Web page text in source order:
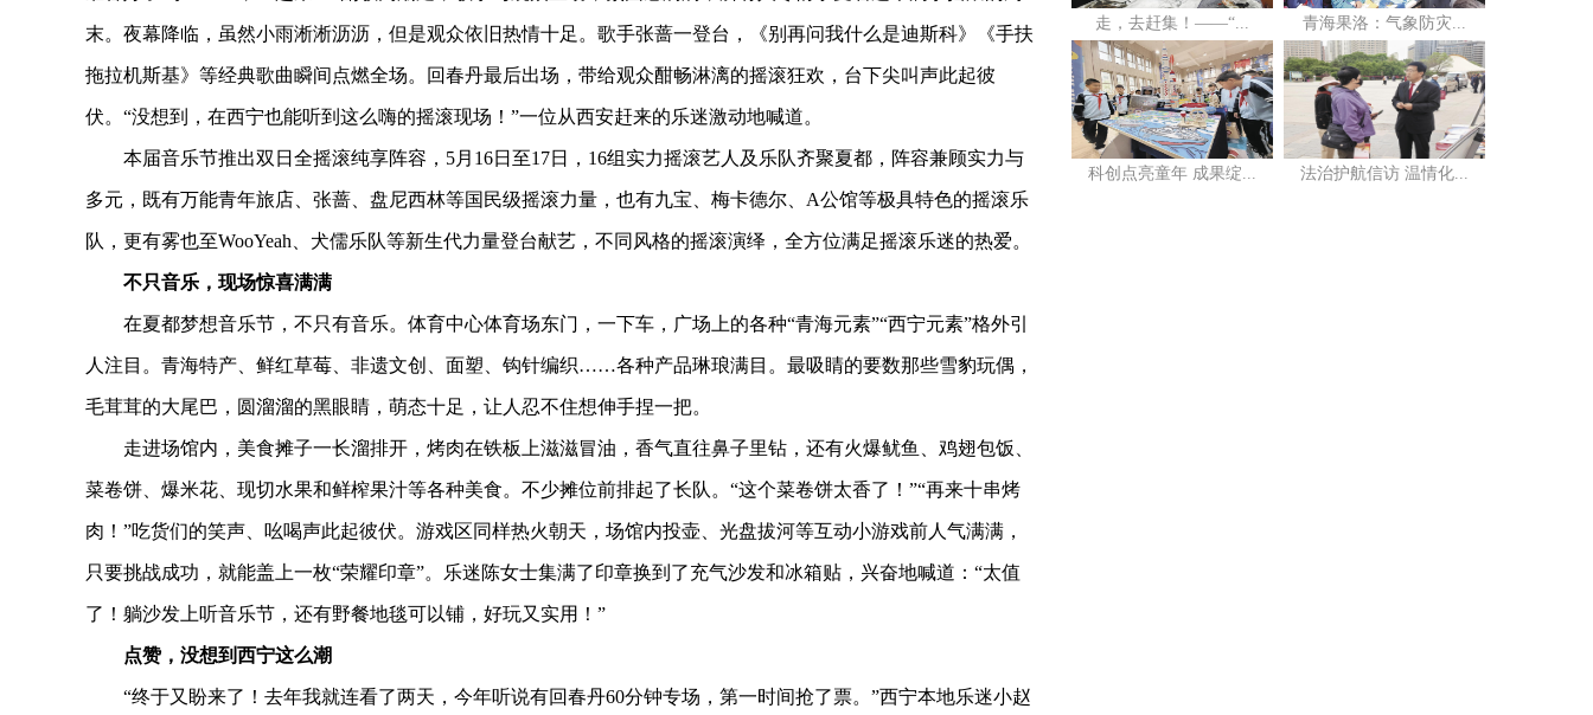
末。夜幕降临，虽然小雨淅淅沥沥，但是观众依旧热情十足。歌手张蔷一登台，《别再问我什么是迪斯科》《手扶
拖拉机斯基》等经典歌曲瞬间点燃全场。回春丹最后出场，带给观众酣畅淋漓的摇滚狂欢，台下尖叫声此起彼
伏。“没想到，在西宁也能听到这么嗨的摇滚现场！”一位从西安赶来的乐迷激动地喊道。
本届音乐节推出双日全摇滚纯享阵容，5月16日至17日，16组实力摇滚艺人及乐队齐聚夏都，阵容兼顾实力与
多元，既有万能青年旅店、张蔷、盘尼西林等国民级摇滚力量，也有九宝、梅卡德尔、A公馆等极具特色的摇滚乐
队，更有雾也至WooYeah、犬儒乐队等新生代力量登台献艺，不同风格的摇滚演绎，全方位满足摇滚乐迷的热爱。
不只音乐，现场惊喜满满
在夏都梦想音乐节，不只有音乐。体育中心体育场东门，一下车，广场上的各种“青海元素”“西宁元素”格外引
人注目。青海特产、鲜红草莓、非遗文创、面塑、钩针编织……各种产品琳琅满目。最吸睛的要数那些雪豹玩偶，
毛茸茸的大尾巴，圆溜溜的黑眼睛，萌态十足，让人忍不住想伸手捏一把。
走进场馆内，美食摊子一长溜排开，烤肉在铁板上滋滋冒油，香气直往鼻子里钻，还有火爆鱿鱼、鸡翅包饭、
菜卷饼、爆米花、现切水果和鲜榨果汁等各种美食。不少摊位前排起了长队。“这个菜卷饼太香了！”“再来十串烤
肉！”吃货们的笑声、吆喝声此起彼伏。游戏区同样热火朝天，场馆内投壶、光盘拔河等互动小游戏前人气满满，
只要挑战成功，就能盖上一枚“荣耀印章”。乐迷陈女士集满了印章换到了充气沙发和冰箱贴，兴奋地喊道：“太值
了！躺沙发上听音乐节，还有野餐地毯可以铺，好玩又实用！”
点赞，没想到西宁这么潮
“终于又盼来了！去年我就连看了两天，今年听说有回春丹60分钟专场，第一时间抢了票。”西宁本地乐迷小赵
走，去赶集！——“... 青海果洛：气象防灾...
科创点亮童年 成果绽... 法治护航信访 温情化...